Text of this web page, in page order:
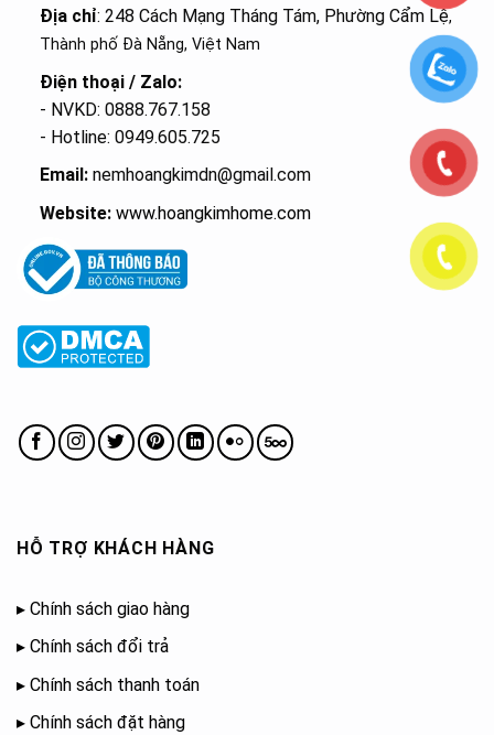
Địa chỉ: 248 Cách Mạng Tháng Tám, Phường Cẩm Lệ,
Thành phố Đà Nẵng, Việt Nam
Điện thoại / Zalo:
- NVKD: 0888.767.158
- Hotline: 0949.605.725
Email:nemhoangkimdn@gmail.com
Website: www.hoangkimhome.com
HỖ TRỢ KHÁCH HÀNG
▸ Chính sách giao hàng
▸ Chính sách đổi trả
▸ Chính sách thanh toán
▸ Chính sách đặt hàng